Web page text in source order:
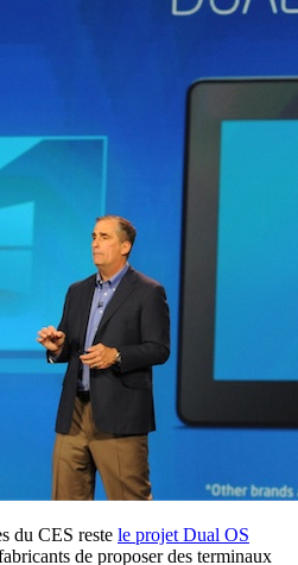
du CES reste le projet Dual OS
de proposer des terminaux